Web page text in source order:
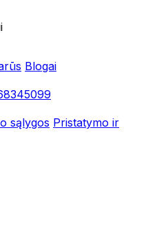
Blogai
sąlygos Pristatymo ir